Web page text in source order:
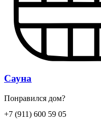
Сауна
Понравился дом?
+7 (911) 600 59 05